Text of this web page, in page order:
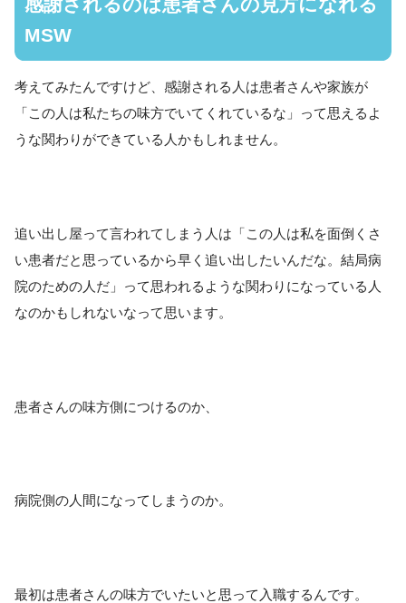
感謝されるのは患者さんの見方になれる
MSW
考えてみたんですけど、感謝される人は患者さんや家族が
「この人は私たちの味方でいてくれているな」って思えるよ
うな関わりができている人かもしれません。
追い出し屋って言われてしまう人は「この人は私を面倒くさ
い患者だと思っているから早く追い出したいんだな。結局病
院のための人だ」って思われるような関わりになっている人
なのかもしれないなって思います。
患者さんの味方側につけるのか、
病院側の人間になってしまうのか。
最初は患者さんの味方でいたいと思って入職するんです。